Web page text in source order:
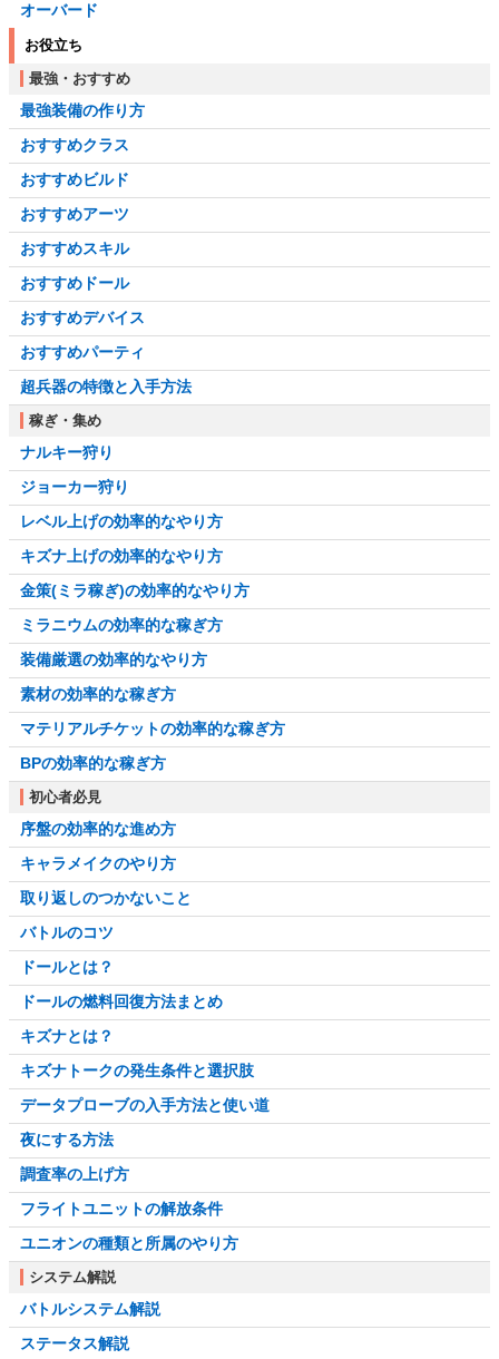
オーバード
お役立ち
最強・おすすめ
最強装備の作り方
おすすめクラス
おすすめビルド
おすすめアーツ
おすすめスキル
おすすめドール
おすすめデバイス
おすすめパーティ
超兵器の特徴と入手方法
稼ぎ・集め
ナルキー狩り
ジョーカー狩り
レベル上げの効率的なやり方
キズナ上げの効率的なやり方
金策(ミラ稼ぎ)の効率的なやり方
ミラニウムの効率的な稼ぎ方
装備厳選の効率的なやり方
素材の効率的な稼ぎ方
マテリアルチケットの効率的な稼ぎ方
BPの効率的な稼ぎ方
初心者必見
序盤の効率的な進め方
キャラメイクのやり方
取り返しのつかないこと
バトルのコツ
ドールとは？
ドールの燃料回復方法まとめ
キズナとは？
キズナトークの発生条件と選択肢
データプローブの入手方法と使い道
夜にする方法
調査率の上げ方
フライトユニットの解放条件
ユニオンの種類と所属のやり方
システム解説
バトルシステム解説
ステータス解説